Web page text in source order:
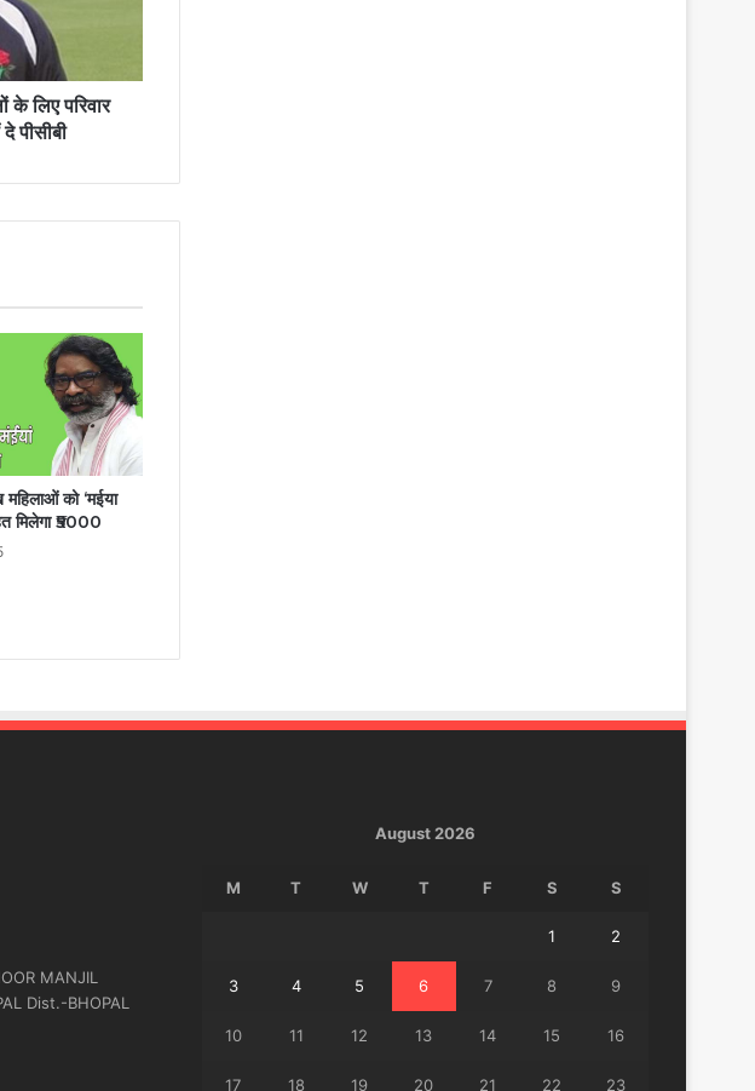
के लिए परिवार
पीसीबी
को ‘मईया
मिलेगा ₹5000
MANJIL
Dist.-BHOPAL
August 2026
M T W T F S S
1 2
3 4 5 6 7 8 9
10 11 12 13 14 15 16
17 18 19 20 21 22 23